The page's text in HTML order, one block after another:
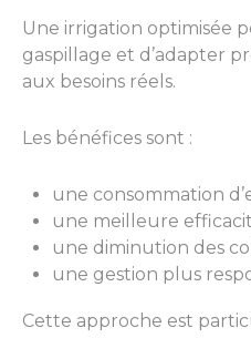
Une irrigation optimisée
gaspillage et d’adapter
aux besoins réels.
Les bénéfices sont :
une consommation
une meilleure
une diminution des
une gestion plus
Cette approche est